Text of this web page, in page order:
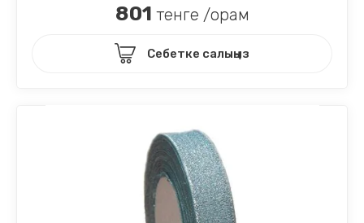
801 тенге /орам
Себетке салыңыз